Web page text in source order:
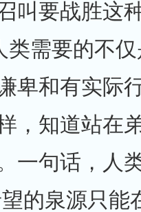
叫要战胜这
类需要的不
卑和有实际
，知道站在
一句话，人
的泉源只能